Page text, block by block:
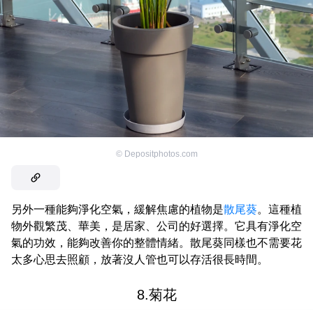
© Depositphotos.com
另外一種能夠淨化空氣，緩解焦慮的植物是散尾葵。這種植
物外觀繁茂、華美，是居家、公司的好選擇。它具有淨化空
氣的功效，能夠改善你的整體情緒。散尾葵同樣也不需要花
太多心思去照顧，放著沒人管也可以存活很長時間。
8.菊花